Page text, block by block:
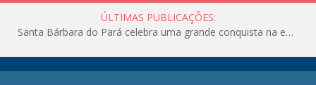
ÚLTIMAS PUBLICAÇÕES:
Santa Bárbara do Pará celebra uma grande conquista na educação!